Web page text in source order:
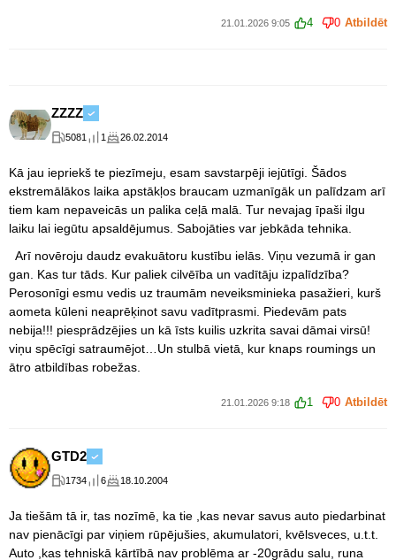
21.01.2026 9:05 4 0 Atbildēt
ZZZZ
5081 1 26.02.2014
Kā jau iepriekš te piezīmeju, esam savstarpēji iejūtīgi. Šādos
ekstremālākos laika apstākļos braucam uzmanīgāk un palīdzam arī
tiem kam nepaveicās un palika ceļā malā. Tur nevajag īpaši ilgu
laiku lai iegūtu apsaldējumus. Sabojāties var jebkāda tehnika.
Arī novēroju daudz evakuātoru kustību ielās. Viņu vezumā ir gan
gan. Kas tur tāds. Kur paliek cilvēība un vadītāju izpalīdzība?
Perosonīgi esmu vedis uz traumām neveiksminieka pasažieri, kurš
aometa kūleni neaprēķinot savu vadītprasmi. Piedevām pats
nebija!!! piesprādzējies un kā īsts kuilis uzkrita savai dāmai virsū!
viņu spēcīgi satraumējot…Un stulbā vietā, kur knaps roumings un
ātro atbildības robežas.
21.01.2026 9:18 1 0 Atbildēt
GTD2
1734 6 18.10.2004
Ja tiešām tā ir, tas nozīmē, ka tie ,kas nevar savus auto piedarbinat
nav pienācīgi par viņiem rūpējušies, akumulatori, kvēlsveces, u.t.t.
Auto ,kas tehniskā kārtībā nav problēma ar -20grādu salu, runa